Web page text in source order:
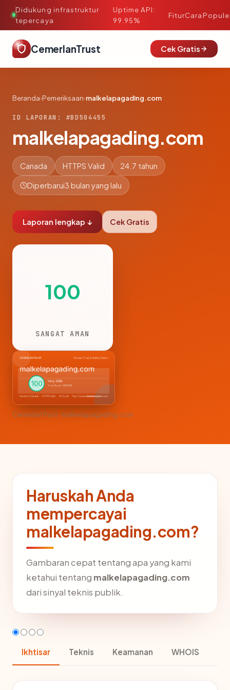
Didukung infrastruktur
tepercaya
·
Uptime API:
99.95%
FiturCara
CemerlanTrust Cek Gratis
Beranda›Pemeriksaan›malkelapagading.com
ID LAPORAN: #BD504455
malkelapagading.com
Canada HTTPS Valid 24.7 tahun
Diperbarui3 bulan yang lalu
Laporan lengkap ↓ Cek Gratis
100
SANGAT AMAN
CemerlanTrust · malkelapagading.com
Haruskah Anda
mempercayai
malkelapagading.com?
Gambaran cepat tentang apa yang kami
ketahui tentang malkelapagading.com
dari sinyal teknis publik.
Ikhtisar Teknis Keamanan WHOIS